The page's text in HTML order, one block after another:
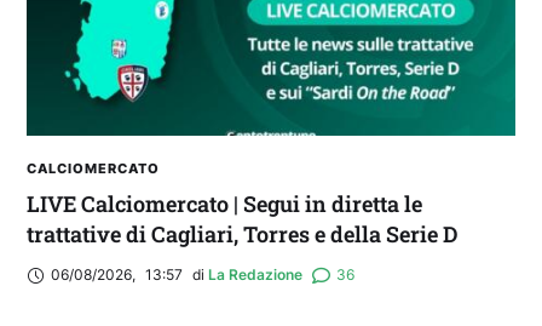
CALCIOMERCATO
LIVE Calciomercato | Segui in diretta le
trattative di Cagliari, Torres e della Serie D
06/08/2026, 13:57 di La Redazione 36